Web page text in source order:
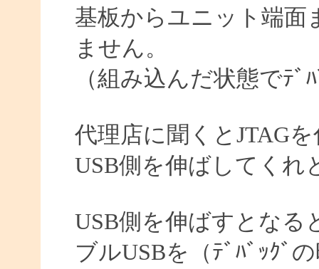
基板からユニット端面
ません。
（組み込んだ状態でﾃﾞ
代理店に聞くとJTAG
USB側を伸ばしてくれ
USB側を伸ばすとなる
ブルUSBを（ﾃﾞﾊﾞｯｸﾞ